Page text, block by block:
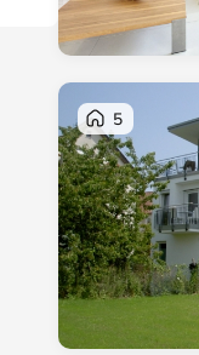
5